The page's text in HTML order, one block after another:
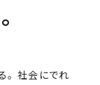
。 社会にでれ